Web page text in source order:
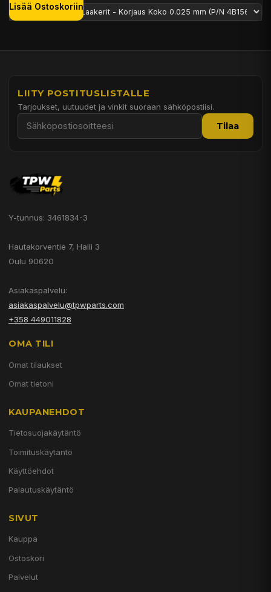
Lisää Ostoskoriin
LIITY POSTITUSLISTALLE
Tarjoukset, uutuudet ja vinkit suoraan sähköpostiisi.
Tilaa
Y-tunnus: 3461834-3
Hautakorventie 7, Halli 3
Oulu 90620
Asiakaspalvelu:
asiakaspalvelu@tpwparts.com
+358 449011828
OMA TILI
Omat tilaukset
Omat tietoni
KAUPANEHDOT
Tietosuojakäytäntö
Toimituskäytäntö
Käyttöehdot
Palautuskäytäntö
SIVUT
Kauppa
Ostoskori
Palvelut